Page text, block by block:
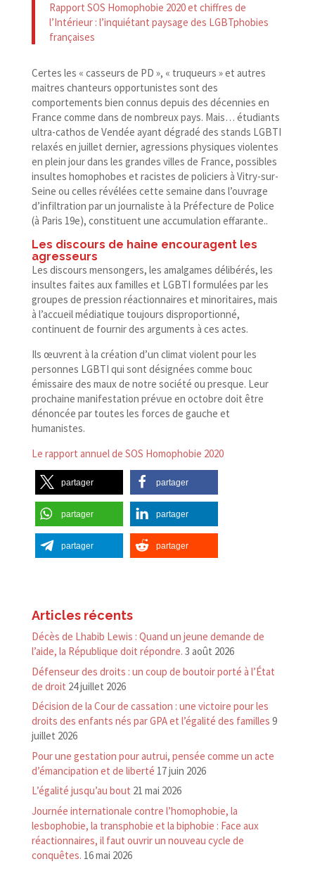
Rapport SOS Homophobie 2020 et chiffres de
l’Intérieur : l’inquiétant paysage des LGBTphobies
françaises
Certes les « casseurs de PD », « truqueurs » et autres
maitres chanteurs opportunistes sont des
comportements bien connus depuis des décennies en
France comme dans de nombreux pays. Mais… étudiants
ultra-​cathos de Vendée ayant dégradé des stands LGBTI
relaxés en juillet dernier, agressions physiques violentes
en plein jour dans les grandes villes de France, possibles
insultes homophobes et racistes de policiers à Vitry-​sur-​
Seine ou celles révélées cette semaine dans l’ouvrage
d’infiltration par un journaliste à la Préfecture de Police
(à Paris 19e), constituent une accumulation effarante..
Les discours de haine encouragent les
agresseurs
Les discours mensongers, les amalgames délibérés, les
insultes faites aux familles et LGBTI formulées par les
groupes de pression réactionnaires et minoritaires, mais
à l’accueil médiatique toujours disproportionné,
continuent de fournir des arguments à ces actes.
Ils œuvrent à la création d’un climat violent pour les
personnes LGBTI qui sont désignées comme bouc
émissaire des maux de notre société ou presque. Leur
prochaine manifestation prévue en octobre doit être
dénoncée par toutes les forces de gauche et
humanistes.
Le rapport annuel de SOS Homophobie 2020
partager partager
partager partager
partager partager
Articles récents
Décès de Lhabib Lewis : Quand un jeune demande de
l’aide, la République doit répondre. 3 août 2026
Défenseur des droits : un coup de boutoir porté à l’État
de droit 24 juillet 2026
Décision de la Cour de cassation : une victoire pour les
droits des enfants nés par GPA et l’égalité des familles 9
juillet 2026
Pour une gestation pour autrui, pensée comme un acte
d’émancipation et de liberté 17 juin 2026
L’égalité jusqu’au bout 21 mai 2026
Journée internationale contre l’homophobie, la
lesbophobie, la transphobie et la biphobie : Face aux
réactionnaires, il faut ouvrir un nouveau cycle de
conquêtes. 16 mai 2026